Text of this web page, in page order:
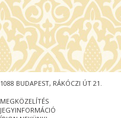
1088 BUDAPEST, RÁKÓCZI ÚT 21.
MEGKÖZELÍTÉS
JEGYINFORMÁCIÓ